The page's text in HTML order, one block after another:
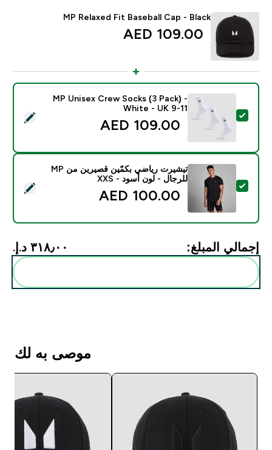
MP Relaxed Fit Baseball Cap - Black
109.00 AED‎
تحديد هذا المنتج - MP Unisex Crew Socks (3 Pack) - White - UK 9-11
MP Unisex Crew Socks (3 Pack) -
White - UK 9-11
109.00 AED‎
تحديد هذا المنتج - تيشيرت رياضي بكمّين قصيرين من MP للرجال - لون أسود - XXS
تيشيرت رياضي بكمّين قصيرين من MP
للرجال - لون أسود - XXS
100.00 AED‎
إجمالي المبلغ: ٣١٨٫٠٠ د.إ.‏‎
موصى به لك